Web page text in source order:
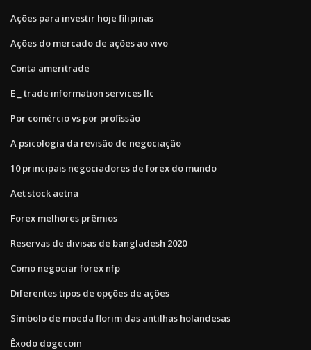
Ações para investir hoje filipinas
Ações do mercado de ações ao vivo
Conta ameritrade
E _ trade information services llc
Por comércio vs por profissão
A psicologia da revisão de negociação
10 principais negociadores de forex do mundo
Aet stock aetna
Forex melhores prêmios
Reservas de divisas de bangladesh 2020
Como negociar forex nfp
Diferentes tipos de opções de ações
Símbolo de moeda florim das antilhas holandesas
Êxodo dogecoin